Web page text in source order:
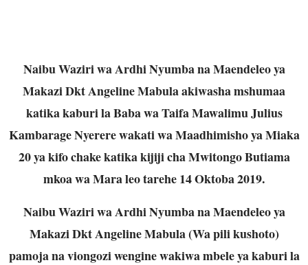
Naibu Waziri wa Ardhi Nyumba na Maendeleo ya
Makazi Dkt Angeline Mabula akiwasha mshumaa
katika kaburi la Baba wa Taifa Mawalimu Julius
Kambarage Nyerere wakati wa Maadhimisho ya Miaka
20 ya kifo chake katika kijiji cha Mwitongo Butiama
mkoa wa Mara leo tarehe 14 Oktoba 2019.
Naibu Waziri wa Ardhi Nyumba na Maendeleo ya
Makazi Dkt Angeline Mabula (Wa pili kushoto)
pamoja na viongozi wengine wakiwa mbele ya kaburi la